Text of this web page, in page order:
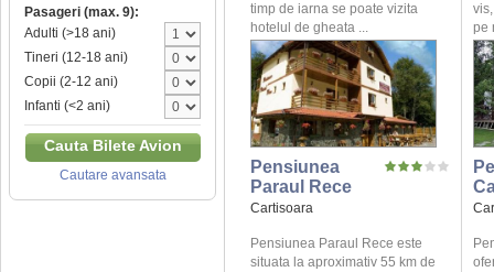
Pasageri (max. 9):
Adulti (>18 ani)
Tineri (12-18 ani)
Copii (2-12 ani)
Infanti (<2 ani)
Cauta Bilete Avion
Cautare avansata
timp de iarna se poate vizita
hotelul de gheata ...
pe
Pensiunea
Paraul Rece
Cartisoara
Pensiunea Paraul Rece este
situata la aproximativ 55 km de